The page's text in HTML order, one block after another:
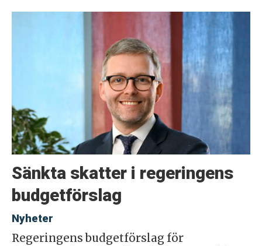
Sänkta skatter i regeringens
budgetförslag
Nyheter
Regeringens budgetförslag för